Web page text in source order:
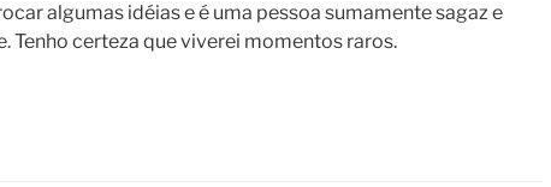
algumas idéias e é uma pessoa sumamente sagaz e
Tenho certeza que viverei momentos raros.